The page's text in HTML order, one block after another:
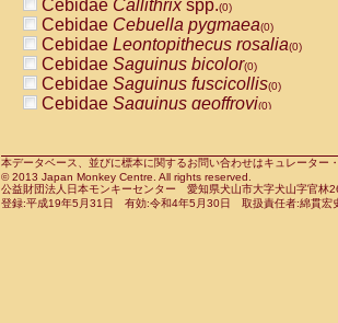
CercopithecidaeCercocebus
CercopithecidaeCercocebus
CercopithecidaeCercocebus
CercopithecidaeCercocebus
CercopithecidaeCercocebushybrid
CercopithecidaePapio anubis(0)
CercopithecidaePapio cynocephalus
CercopithecidaePapio hamadryas(0)
Cebidae Callithrixspp.(0)
Cebidae Cebuella pygmaea(0)
Cebidae Leontopithecus rosalia(0)
Cebidae Saguinus bicolor(0)
Cebidae Saguinus fuscicollis(0)
Cebidae Saguinus geoffroyi(0)
CebidaeSaguinus leucopus(0)
CebidaeSaguinus midas(0)
Cebidae Saguinus mystax(0)
本データベース、並びに標本に関するお問い合わせはキュレータ
© 2013 Japan Monkey Centre. All rights reserved.
公益財団法人日本モンキーセンター 愛知県犬山市大字犬山字官
登録:平成19年5月31日 有効:令和4年5月30日 取扱責任者:綿貫宏